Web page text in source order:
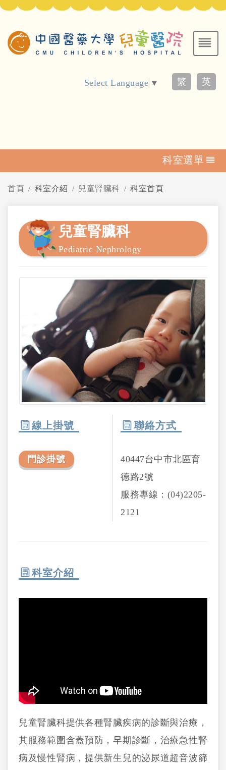
Select Language ▼ 繁 英
科室選單
首頁 科室介紹 兒童腎臟科 科室首頁
兒童腎臟科
Pediatric Nephrology
線上掛號
門診掛號
聯絡方式
40447台中市北區育
德路2號
服務專線：(04)2205-
2121
科室介紹
兒童腎臟科提供各種腎臟疾病的診斷與治療，
其服務範圍含蓋預防，早期診斷，治療急性腎
病及慢性腎病，提供新生兒的泌尿道超音波篩